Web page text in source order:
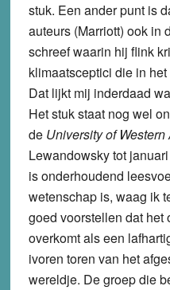
stuk. Een ander punt is
auteurs (Marriott) ook in
schreef waarin hij flink
klimaatsceptici die in
Dat lijkt mij inderdaad
Het stuk staat nog wel
de University of
Lewandowsky tot
is onderhoudend
wetenschap is, waag ik
goed voorstellen dat het
overkomt als een
ivoren toren van het
wereldje. De groep die